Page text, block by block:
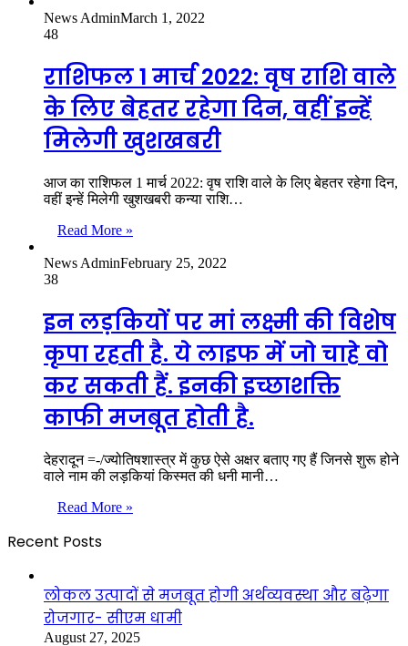
News AdminMarch 1, 2022
48
राशिफल 1 मार्च 2022: वृष राशि वाले
के लिए बेहतर रहेगा दिन, वहीं इन्हें
मिलेगी खुशखबरी
आज का राशिफल 1 मार्च 2022: वृष राशि वाले के लिए बेहतर रहेगा दिन,
वहीं इन्हें मिलेगी खुशखबरी कन्या राशि…
Read More »
News AdminFebruary 25, 2022
38
इन लड़कियों पर मां लक्ष्मी की विशेष
कृपा रहती है. ये लाइफ में जो चाहे वो
कर सकती हैं. इनकी इच्छाशक्ति
काफी मजबूत होती है.
देहरादून =-/ज्योतिषशास्त्र में कुछ ऐसे अक्षर बताए गए हैं जिनसे शुरू होने
वाले नाम की लड़कियां किस्मत की धनी मानी…
Read More »
Recent Posts
लोकल उत्पादों से मजबूत होगी अर्थव्यवस्था और बढ़ेगा
रोजगार- सीएम धामी
August 27, 2025